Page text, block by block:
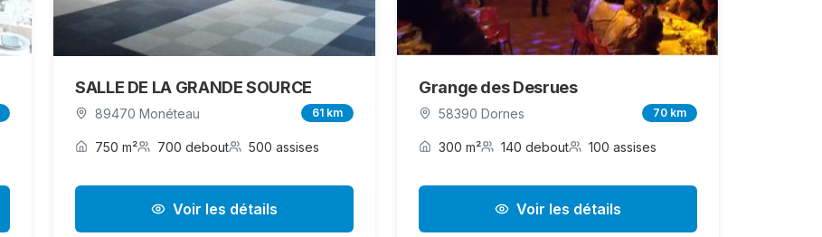
SALLE DE LA GRANDE SOURCE
89470 Monéteau 61 km
750 m² 700 debout 500 assises
Voir les détails
Grange des Desrues
58390 Dornes 70 km
300 m² 140 debout 100 assises
Voir les détails